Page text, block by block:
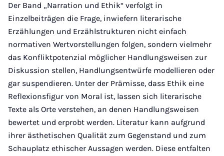
Der Band „Narration und Ethik“ verfolgt in
Einzelbeiträgen die Frage, inwiefern literarische
Erzählungen und Erzählstrukturen nicht einfach
normativen Wertvorstellungen folgen, sondern vielmehr
das Konfliktpotenzial möglicher Handlungsweisen zur
Diskussion stellen, Handlungsentwürfe modellieren oder
gar suspendieren. Unter der Prämisse, dass Ethik eine
Reflexionsfigur von Moral ist, lassen sich literarische
Texte als Orte verstehen, an denen Handlungsweisen
bewertet und erprobt werden. Literatur kann aufgrund
ihrer ästhetischen Qualität zum Gegenstand und zum
Schauplatz ethischer Aussagen werden. Diese entfalten